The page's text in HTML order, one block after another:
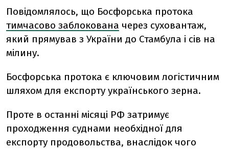
Повідомлялось, що Босфорська протока
тимчасово заблокована через суховантаж,
який прямував з України до Стамбула і сів на
мілину.
Босфорська протока є ключовим логістичним
шляхом для експорту українського зерна.
Проте в останні місяці РФ затримує
проходження суднами необхідної для
експорту продовольства, внаслідок чого